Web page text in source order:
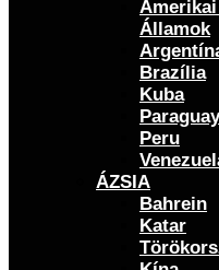
Államok
Brazília
Kuba
Paraguay
Peru
ÁZSIA
Bahrein
Katar